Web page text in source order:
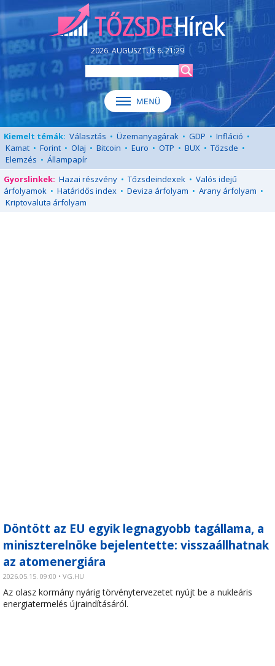
2026. AUGUSZTUS 6. 21:29
Kiemelt témák: Választás • Üzemanyagárak • GDP • Infláció •
Kamat • Forint • Olaj • Bitcoin • Euro • OTP • BUX • Tőzsde •
Elemzés • Állampapír
Gyorslinkek: Hazai részvény • Tőzsdeindexek • Valós idejű
árfolyamok • Határidős index • Deviza árfolyam • Arany árfolyam •
Kriptovaluta árfolyam
Döntött az EU egyik legnagyobb tagállama, a
miniszterelnöke bejelentette: visszaállhatnak
az atomenergiára
2026.05.15. 09:00 • VG.HU
Az olasz kormány nyárig törvénytervezetet nyújt be a nukleáris
energiatermelés újraindításáról.